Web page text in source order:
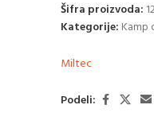
Šifra proizvoda:
Kategorije: Kamp
Miltec
Podeli: